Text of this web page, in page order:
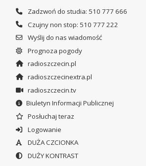
Zadzwoń do studia: 510 777 666
Czujny non stop: 510 777 222
Wyślij do nas wiadomość
Prognoza pogody
radioszczecin.pl
radioszczecinextra.pl
radioszczecin.tv
Biuletyn Informacji Publicznej
Posłuchaj teraz
Logowanie
DUŻA CZCIONKA
DUŻY KONTRAST